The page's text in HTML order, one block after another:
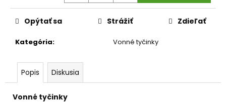
Kategória: Vonné tyčinky
Opýtať sa Strážiť Zdieľať
Popis Diskusia
Vonné tyčinky
d
ú
č